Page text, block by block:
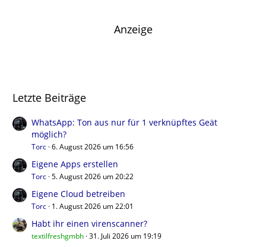
Anzeige
Letzte Beiträge
WhatsApp: Ton aus nur für 1 verknüpftes Geät
möglich?
Torc 6. August 2026 um 16:56
Eigene Apps erstellen
Torc 5. August 2026 um 20:22
Eigene Cloud betreiben
Torc 1. August 2026 um 22:01
Habt ihr einen virenscanner?
textilfreshgmbh 31. Juli 2026 um 19:19